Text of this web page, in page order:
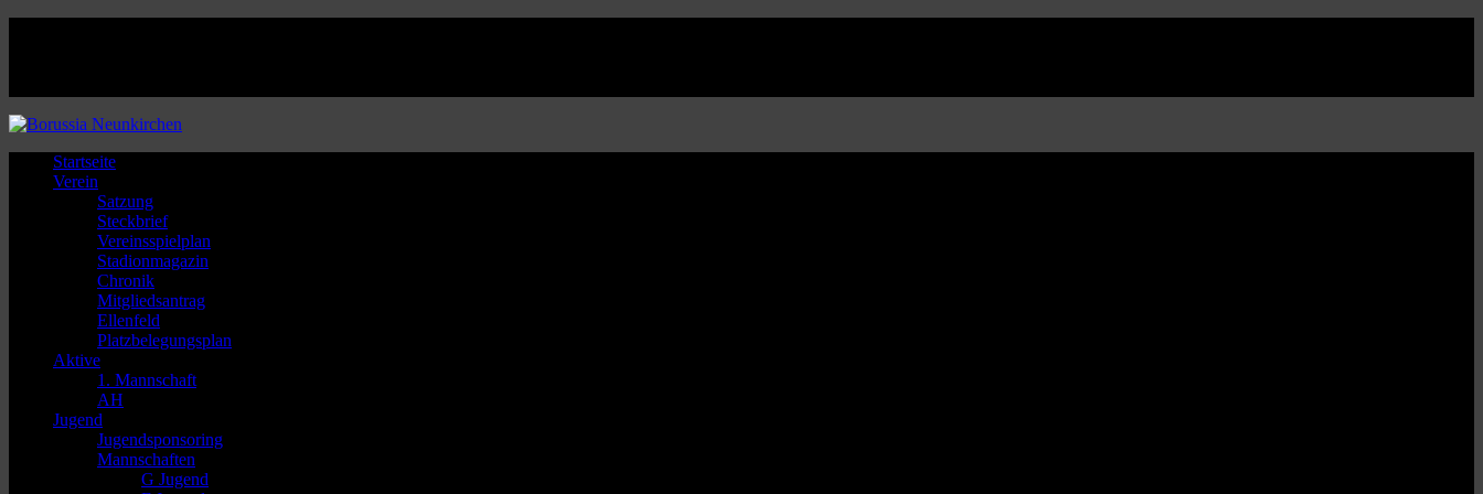
Startseite
Verein
Satzung
Steckbrief
Vereinsspielplan
Stadionmagazin
Chronik
Mitgliedsantrag
Ellenfeld
Platzbelegungsplan
Aktive
1. Mannschaft
AH
Jugend
Jugendsponsoring
Mannschaften
G Jugend